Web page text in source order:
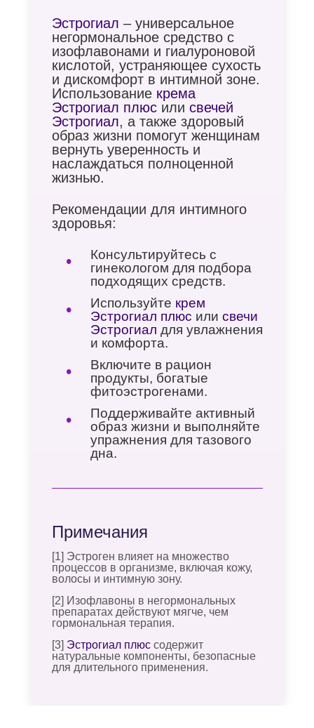
Эстрогиал – универсальное
негормональное средство с
изофлавонами и гиалуроновой
кислотой, устраняющее сухость
и дискомфорт в интимной зоне.
Использование крема
Эстрогиал плюс или свечей
Эстрогиал, а также здоровый
образ жизни помогут женщинам
вернуть уверенность и
наслаждаться полноценной
жизнью.
Рекомендации для интимного
здоровья:
Консультируйтесь с
гинекологом для подбора
подходящих средств.
Используйте крем
Эстрогиал плюс или свечи
Эстрогиал для увлажнения
и комфорта.
Включите в рацион
продукты, богатые
фитоэстрогенами.
Поддерживайте активный
образ жизни и выполняйте
упражнения для тазового
дна.
Примечания
[1] Эстроген влияет на множество
процессов в организме, включая кожу,
волосы и интимную зону.
[2] Изофлавоны в негормональных
препаратах действуют мягче, чем
гормональная терапия.
[3] Эстрогиал плюс содержит
натуральные компоненты, безопасные
для длительного применения.
Получите
персональную
специалиста
и мы подберем для вас
идеальный уход
Получить рекомендацию